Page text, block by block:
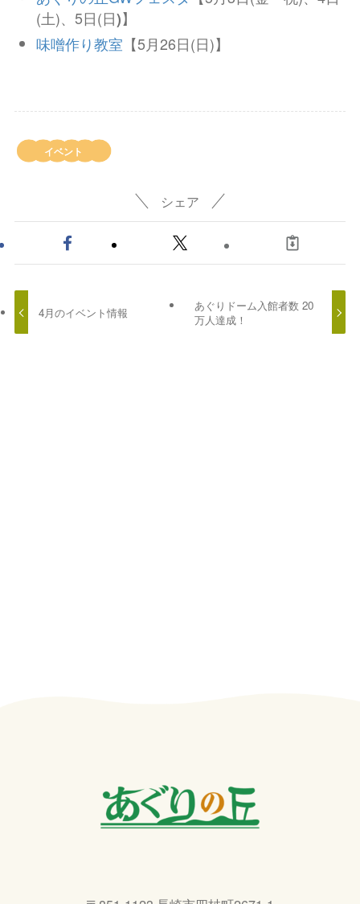
(土)、5日(日)】
味噌作り教室 【5月26日(日)】
イベント
シェア
4月のイベント情報
あぐりドーム入館者数 20
万人達成！